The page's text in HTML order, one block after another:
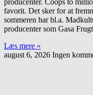
producenter. Coops to
favorit. Det sker for at
sommeren har bl.a.
producenter som Gasa Frugt
Læs mere »
august 6, 2026 Ingen